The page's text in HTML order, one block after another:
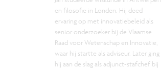
en filosofie in Londen. Hij deed
ervaring op met innovatiebeleid als
senior onderzoeker bij de Vlaamse
Raad voor Wetenschap en Innovatie,
waar hij startte als adviseur. Later ging
hij aan de slag als adjunct-stafchef bij